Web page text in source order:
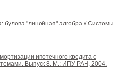
булева "линейная" алгебра // Системы
ипотечного кредита с
Выпуск 8. М.: ИПУ РАН, 2004.